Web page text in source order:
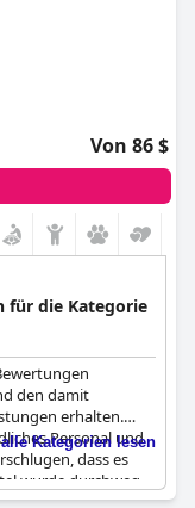
Von 86 $
für die Kategorie
den damit
erhalten.
Personal und
dass es
wurde durchweg
Hotel
Kategorien lesen